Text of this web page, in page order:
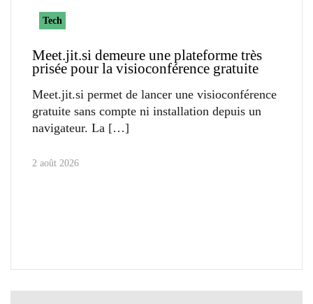
Tech
Meet.jit.si demeure une plateforme très
prisée pour la visioconférence gratuite
Meet.jit.si permet de lancer une visioconférence
gratuite sans compte ni installation depuis un
navigateur. La
2 août 2026